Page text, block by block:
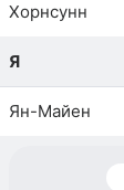
Хорнсунн
Я
Ян-Майен